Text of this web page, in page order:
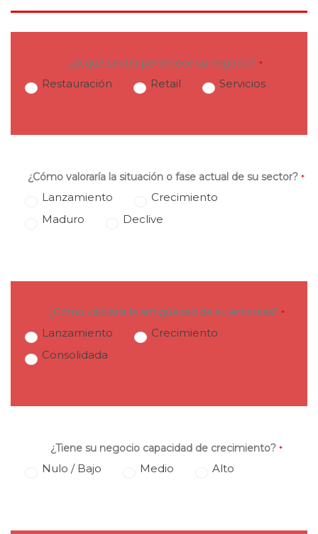
¿A qué sector pertenece su negocio? *
Restauración Retail Servicios
¿Cómo valoraría la situación o fase actual de su sector? *
Lanzamiento
Crecimiento
Maduro
Declive
¿Cómo valoraría la antigüedad de su empresa? *
Lanzamiento
Crecimiento
Consolidada
¿Tiene su negocio capacidad de crecimiento? *
Nulo / Bajo Medio Alto